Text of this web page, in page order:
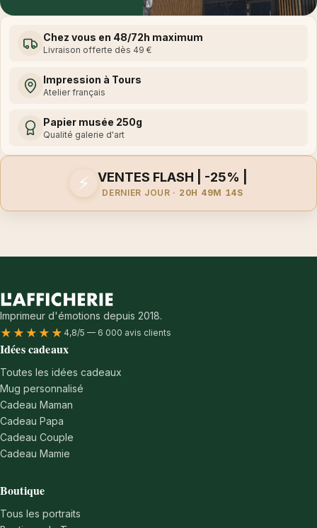
Chez vous en 48/72h maximum
Livraison offerte dès 49 €
Impression à Tours
Atelier français
Papier musée 250g
Qualité galerie d'art
⚡ VENTES FLASH | -25% |
DERNIER JOUR · 20H 49M 14S
Imprimeur d'émotions depuis 2018.
★★★★★ 4,8/5 — 6 000 avis clients
Idées cadeaux
Toutes les idées cadeaux
Mug personnalisé
Cadeau Maman
Cadeau Papa
Cadeau Couple
Cadeau Mamie
Boutique
Tous les portraits